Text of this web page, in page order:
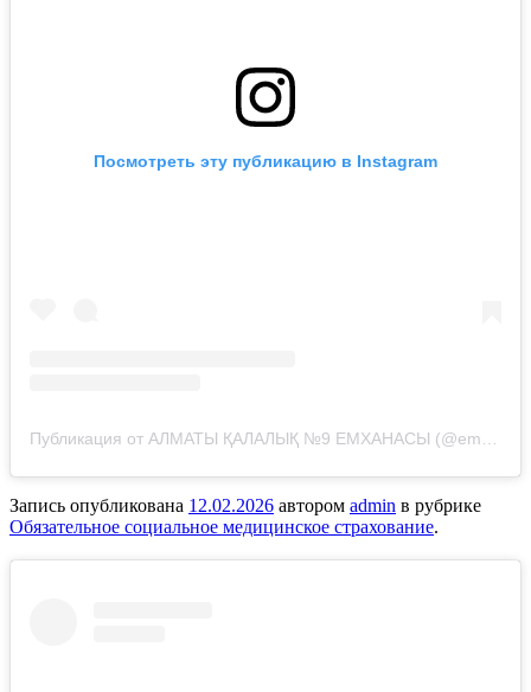
Посмотреть эту публикацию в Instagram
Публикация от АЛМАТЫ ҚАЛАЛЫҚ №9 ЕМХАНАСЫ (@emhana_9_almaty)
Запись опубликована 12.02.2026 автором admin в рубрике
Обязательное социальное медицинское страхование.